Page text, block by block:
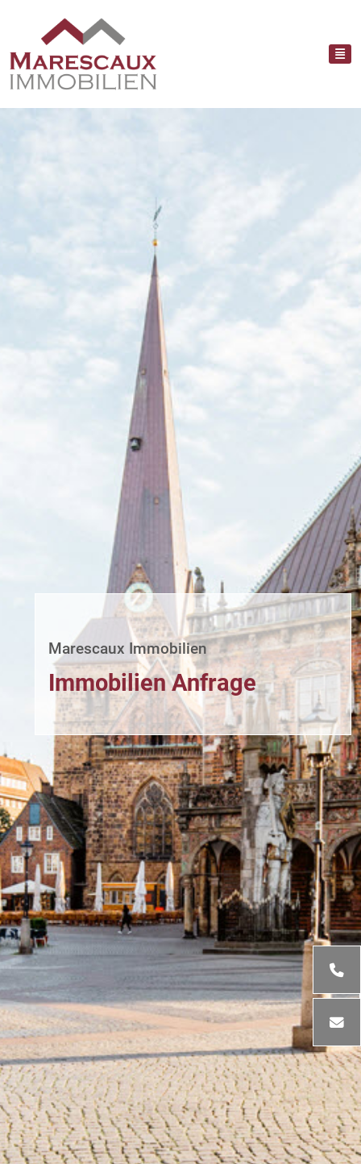
Marescaux Immobilien
Immobilien Anfrage